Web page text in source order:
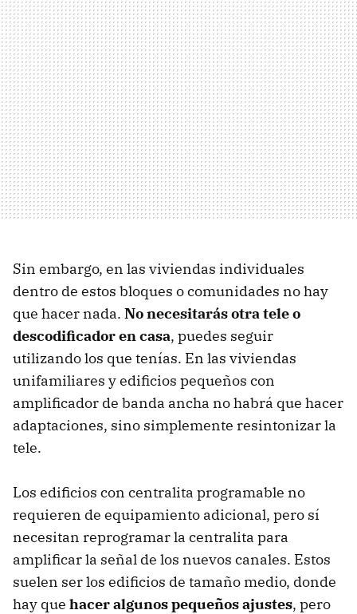
Sin embargo, en las viviendas individuales
dentro de estos bloques o comunidades no hay
que hacer nada. No necesitarás otra tele o
descodificador en casa, puedes seguir
utilizando los que tenías. En las viviendas
unifamiliares y edificios pequeños con
amplificador de banda ancha no habrá que hacer
adaptaciones, sino simplemente resintonizar la
tele.
Los edificios con centralita programable no
requieren de equipamiento adicional, pero sí
necesitan reprogramar la centralita para
amplificar la señal de los nuevos canales. Estos
suelen ser los edificios de tamaño medio, donde
hay que hacer algunos pequeños ajustes, pero